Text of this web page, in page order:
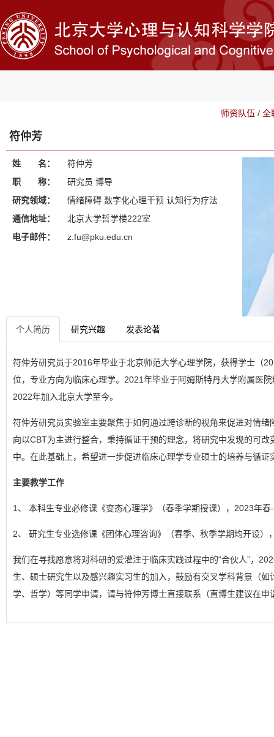
师资队伍 / 全
符仲芳
姓 名：
符仲芳
职 称：
研究员 博导
研究领域：
情绪障碍 数字化心理干预 认知行为疗法
通信地址：
北京大学哲学楼222室
电子邮件：
z.fu@pku.edu.cn
个人简历 研究兴趣 发表论著
符仲芳研究员于2016年毕业于北京师范大学心理学院，获得学士（
位，专业方向为临床心理学。2021年毕业于阿姆斯特丹大学附属医
2022年加入北京大学至今。
符仲芳研究员实验室主要聚焦于如何通过跨诊断的视角来促进对情绪
向以CBT为主进行整合，秉持循证干预的理念，将研究中发现的可改
中。在此基础上，希望进一步促进临床心理学专业硕士的培养与循证
主要教学工作
1、 本科生专业必修课《变态心理学》（春季学期授课），2023年春
2、 研究生专业选修课《团体心理咨询》（春季、秋季学期均开设）
我们在寻找愿意将对科研的爱灌注于临床实践过程中的“合伙人”，
生、硕士研究生以及感兴趣实习生的加入，鼓励有交叉学科背景（如
学、哲学）等同学申请，请与符仲芳博士直接联系（直博生建议在申